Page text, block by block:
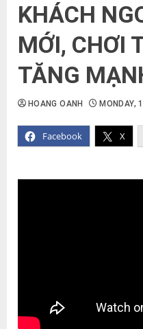
KHÁCH
MỚI, CHƠI
TĂNG
Facebook X
HOANG OANH MONDAY,